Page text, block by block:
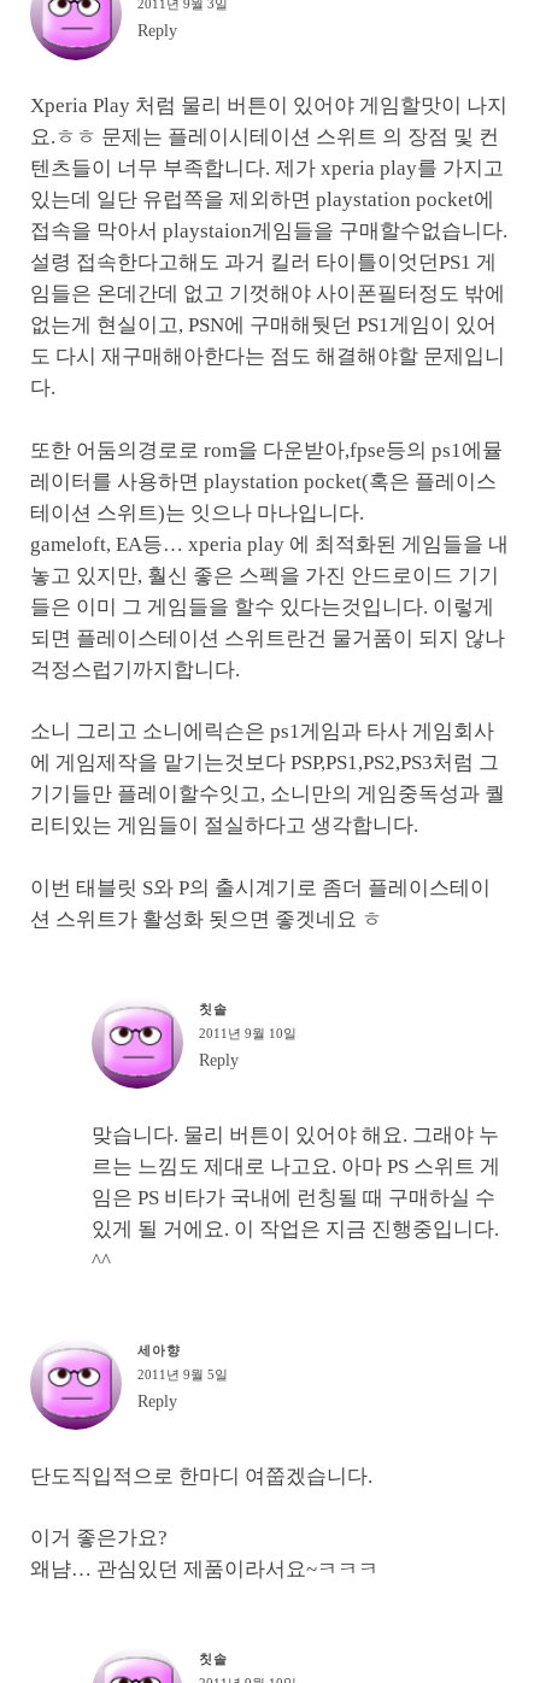
2011년 9월 3일
Reply
Xperia Play 처럼 물리 버튼이 있어야 게임할맛이 나지
요.ㅎㅎ 문제는 플레이시테이션 스위트 의 장점 및 컨
텐츠들이 너무 부족합니다. 제가 xperia play를 가지고
있는데 일단 유럽쪽을 제외하면 playstation pocket에
접속을 막아서 playstaion게임들을 구매할수없습니다.
설령 접속한다고해도 과거 킬러 타이틀이엇던PS1 게
임들은 온데간데 없고 기껏해야 사이폰필터정도 밖에
없는게 현실이고, PSN에 구매해둿던 PS1게임이 있어
도 다시 재구매해아한다는 점도 해결해야할 문제입니
다.
또한 어둠의경로로 rom을 다운받아,fpse등의 ps1에뮬
레이터를 사용하면 playstation pocket(혹은 플레이스
테이션 스위트)는 잇으나 마나입니다.
gameloft, EA등… xperia play 에 최적화된 게임들을 내
놓고 있지만, 훨신 좋은 스펙을 가진 안드로이드 기기
들은 이미 그 게임들을 할수 있다는것입니다. 이렇게
되면 플레이스테이션 스위트란건 물거품이 되지 않나
걱정스럽기까지합니다.
소니 그리고 소니에릭슨은 ps1게임과 타사 게임회사
에 게임제작을 맡기는것보다 PSP,PS1,PS2,PS3처럼 그
기기들만 플레이할수잇고, 소니만의 게임중독성과 퀄
리티있는 게임들이 절실하다고 생각합니다.
이번 태블릿 S와 P의 출시계기로 좀더 플레이스테이
션 스위트가 활성화 됫으면 좋겟네요 ㅎ
칫솔
2011년 9월 10일
Reply
맞습니다. 물리 버튼이 있어야 해요. 그래야 누
르는 느낌도 제대로 나고요. 아마 PS 스위트 게
임은 PS 비타가 국내에 런칭될 때 구매하실 수
있게 될 거에요. 이 작업은 지금 진행중입니다.
^^
세아향
2011년 9월 5일
Reply
단도직입적으로 한마디 여쭙겠습니다.
이거 좋은가요?
왜냠… 관심있던 제품이라서요~ㅋㅋㅋ
칫솔